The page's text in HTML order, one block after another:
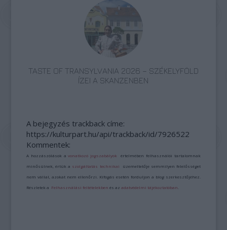
TASTE OF TRANSYLVANIA 2026 – SZÉKELYFÖLD
ÍZEI A SKANZENBEN
A bejegyzés trackback címe:
https://kulturpart.hu/api/trackback/id/7926522
Kommentek:
A hozzászólások avonatkozó jogszabályok értelmében felhasználói tartalomnak
minősülnek, értük a szolgáltatás technikai üzemeltetője semmilyen felelősséget
nem vállal, azokat nem ellenőrzi. Kifogás esetén forduljon a blog szerkesztőjéhez.
Részletek a Felhasználási feltételekben és azadatvédelmi tájékoztatóban